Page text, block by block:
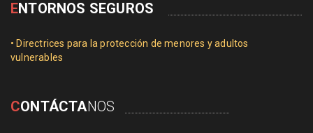
ENTORNOS SEGUROS
• Directrices para la protección de menores y adultos
vulnerables
CONTÁCTANOS